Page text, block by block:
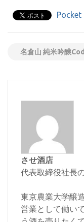
Pocket
名倉山 純米吟醸
させ酒店
代表取締役社長
東京農業大学醸
営業として働い